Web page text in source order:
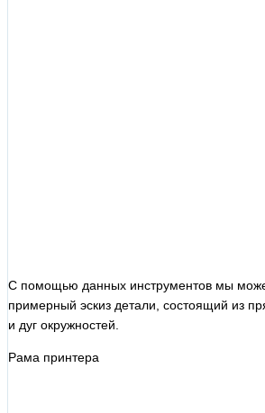
С помощью данных инструментов мы
примерный эскиз детали, состоящий из
и дуг окружностей.
Рама принтера